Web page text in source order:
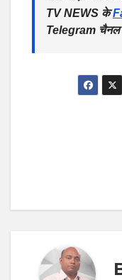
TV NEWS के
Telegram चैनल